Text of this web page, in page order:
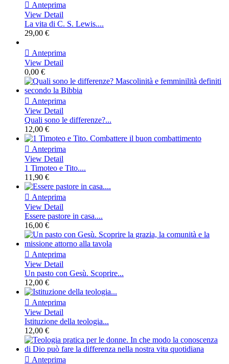
 Anteprima
View Detail
La vita di C. S. Lewis....
29,00 €
 Anteprima
View Detail
0,00 €
 Anteprima
View Detail
Quali sono le differenze?...
12,00 €
 Anteprima
View Detail
1 Timoteo e Tito....
11,90 €
 Anteprima
View Detail
Essere pastore in casa....
16,00 €
 Anteprima
View Detail
Un pasto con Gesù. Scoprire...
12,00 €
 Anteprima
View Detail
Istituzione della teologia...
12,00 €
 Anteprima